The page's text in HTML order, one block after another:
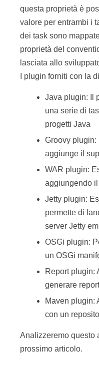
questa proprietà è
valore per entrambi i
dei task sono
proprietà del
lasciata allo
I plugin forniti con la
Java plugin: Il
una serie di
progetti Java
Groovy
aggiunge il
WAR plugin:
aggiungendo
Jetty plugin:
permette di
server Jetty
OSGi plugin:
un OSGi
Report plugin:
generare
Maven plugin:
con un
Analizzeremo questo
prossimo articolo.